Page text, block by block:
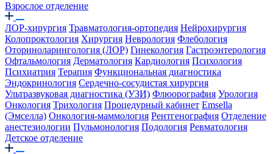
Взрослое отделение
ЛОР-хирургия Травматология-ортопедия Нейрохирургия
Колопроктология Хирургия Неврология Флебология
Оториноларингология (ЛОР) Гинекология Гастроэнтерология
Офтальмология Дерматология Кардиология Психология
Психиатрия Терапия Функциональная диагностика
Эндокринология Сердечно-сосудистая хирургия
Ультразвуковая диагностика (УЗИ) Флюорография Урология
Онкология Трихология Процедурный кабинет Emsella
(Эмселла) Онкология-маммология Рентгенография Отделение
анестезиологии Пульмонология Подология Ревматология
Детское отделение